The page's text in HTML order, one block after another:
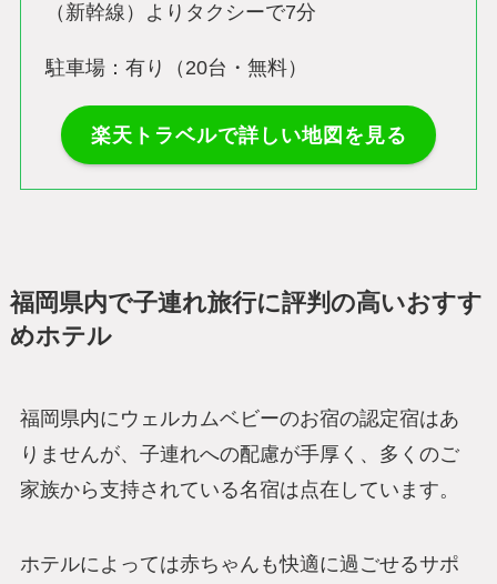
（新幹線）よりタクシーで7分
駐車場：有り（20台・無料）
楽天トラベルで詳しい地図を見る
福岡県内で子連れ旅行に評判の高いおすす
めホテル
福岡県内にウェルカムベビーのお宿の認定宿はあ
りませんが、子連れへの配慮が手厚く、多くのご
家族から支持されている名宿は点在しています。
ホテルによっては赤ちゃんも快適に過ごせるサポ